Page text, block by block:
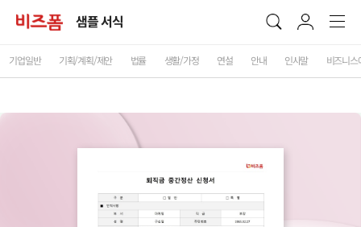
샘플 서식
기업일반 기획/계획/제안 법률 생활/가정 연설 안내 인사말 비즈니스